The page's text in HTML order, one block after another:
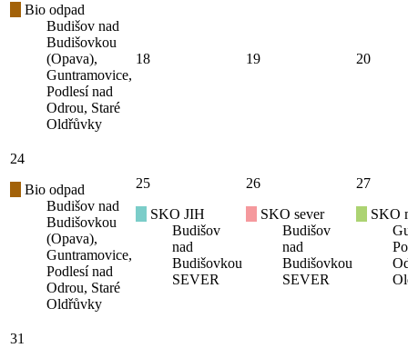
Bio odpad
Budišov nad
Budišovkou
(Opava),
Guntramovice,
Podlesí nad
Odrou, Staré
Oldřůvky
18 19 20
24
Bio odpad
Budišov nad
Budišovkou
(Opava),
Guntramovice,
Podlesí nad
Odrou, Staré
Oldřůvky
25
SKO JIH
Budišov
nad
Budišovkou
SEVER
26
SKO sever
Budišov
nad
Budišovkou
SEVER
27
SKO
31